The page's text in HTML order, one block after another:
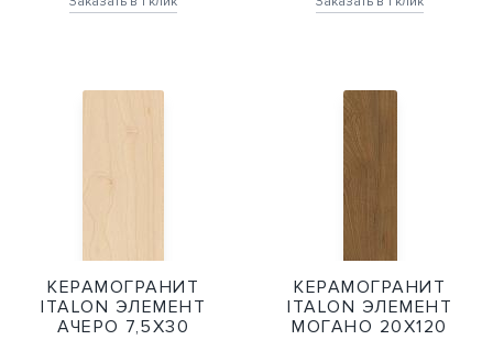
КЕРАМОГРАНИТ
ITALON ЭЛЕМЕНТ
АЧЕРО 7,5Х30
КЕРАМОГРАНИТ
ITALON ЭЛЕМЕНТ
МОГАНО 20Х120